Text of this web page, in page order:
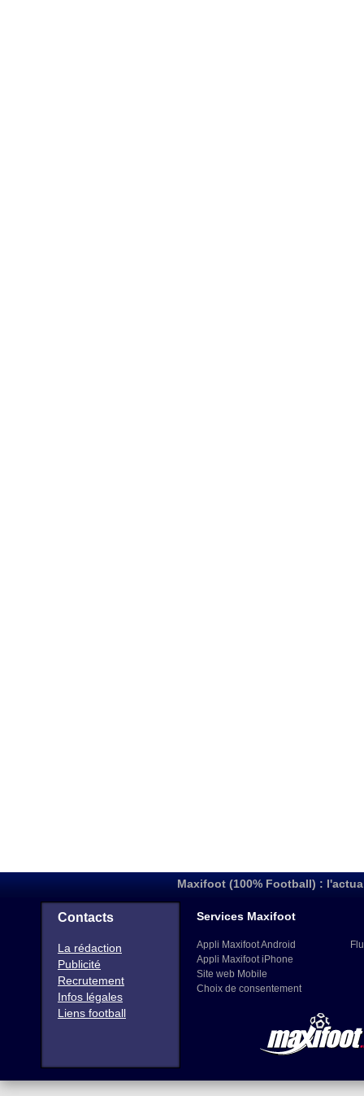
Maxifoot (100% Football) :
Contacts
La rédaction
Publicité
Recrutement
Infos légales
Liens football
Services Maxifoot
Appli Maxifoot Android
Appli Maxifoot iPhone
Site web Mobile
Choix de consentement